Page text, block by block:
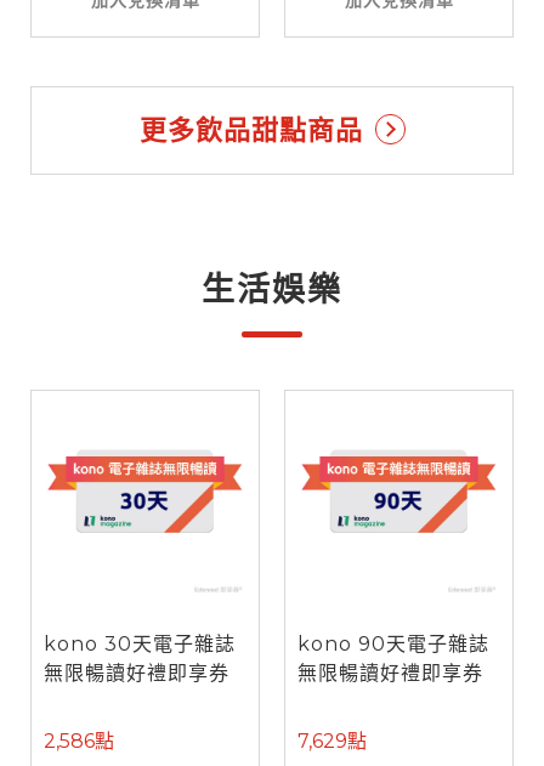
更多飲品甜點商品
生活娛樂
kono 30天電子雜誌
無限暢讀好禮即享券
2,586點
kono 90天電子雜誌
無限暢讀好禮即享券
7,629點